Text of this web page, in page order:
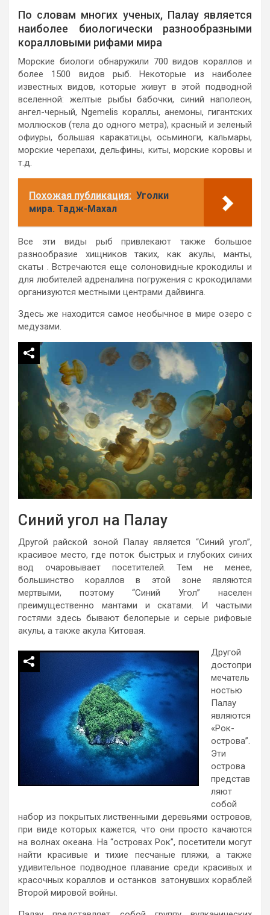
По словам многих ученых, Палау является
наиболее биологически разнообразными
коралловыми рифами мира
Морские биологи обнаружили 700 видов кораллов и
более 1500 видов рыб. Некоторые из наиболее
известных видов, которые живут в этой подводной
вселенной: желтые рыбы бабочки, синий наполеон,
ангел-черный, Ngemelis кораллы, анемоны, гигантских
моллюсков (тела до одного метра), красный и зеленый
офиуры, большая каракатицы, осьминоги, кальмары,
морские черепахи, дельфины, киты, морские коровы и
т.д.
Похожая публикация: Уголки
мира. Тадж-Махал
Все эти виды рыб привлекают также большое
разнообразие хищников таких, как акулы, манты,
скаты . Встречаются еще солоновидные крокодилы и
для любителей адреналина погружения с крокодилами
организуются местными центрами дайвинга.
Здесь же находится самое необычное в мире озеро с
медузами.
Синий угол на Палау
Другой райской зоной Палау является “Синий угол”,
красивое место, где поток быстрых и глубоких синих
вод очаровывает посетителей. Тем не менее,
большинство кораллов в этой зоне являются
мертвыми, поэтому “Синий Угол” населен
преимущественно мантами и скатами. И частыми
гостями здесь бывают белоперые и серые рифовые
акулы, а также акула Китовая.
Другой
достопри
мечатель
ностью
Палау
являются
«Рок-
острова”.
Эти
острова
представ
ляют
собой
набор из покрытых лиственными деревьями островов,
при виде которых кажется, что они просто качаются
на волнах океана. На “островах Рок”, посетители могут
найти красивые и тихие песчаные пляжи, а также
удивительное подводное плавание среди красивых и
красочных кораллов и останков затонувших кораблей
Второй мировой войны.